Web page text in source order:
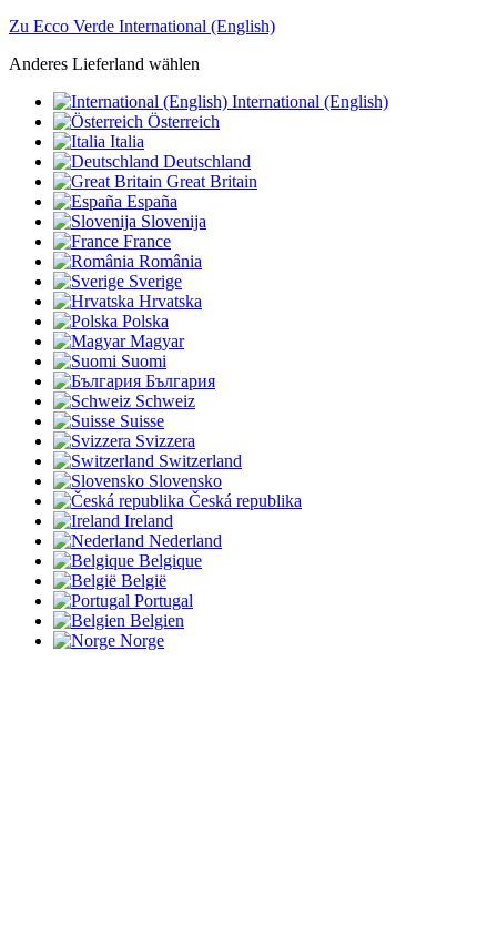
Zu Ecco Verde International (English)
Anderes Lieferland wählen
International (English)
Österreich
Italia
Deutschland
Great Britain
España
Slovenija
France
România
Sverige
Hrvatska
Polska
Magyar
Suomi
България
Schweiz
Suisse
Svizzera
Switzerland
Slovensko
Česká republika
Ireland
Nederland
Belgique
België
Portugal
Belgien
Norge